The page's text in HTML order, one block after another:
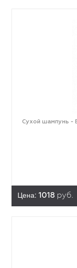
Сухой шампунь -
Цена: 1018 руб.